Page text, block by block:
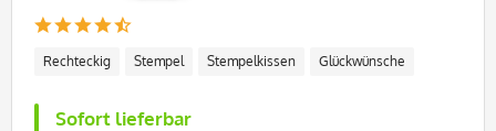
Rechteckig Stempel Stempelkissen Glückwünsche
Sofort lieferbar